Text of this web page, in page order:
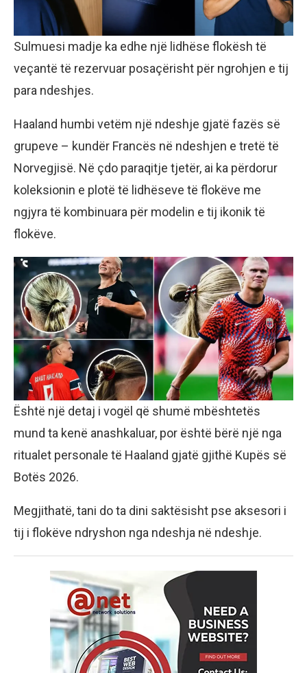
Sulmuesi madje ka edhe një lidhëse flokësh të
veçantë të rezervuar posaçërisht për ngrohjen e tij
para ndeshjes.
Haaland humbi vetëm një ndeshje gjatë fazës së
grupeve – kundër Francës në ndeshjen e tretë të
Norvegjisë. Në çdo paraqitje tjetër, ai ka përdorur
koleksionin e plotë të lidhëseve të flokëve me
ngjyra të kombinuara për modelin e tij ikonik të
flokëve.
Është një detaj i vogël që shumë mbështetës
mund ta kenë anashkaluar, por është bërë një nga
ritualet personale të Haaland gjatë gjithë Kupës së
Botës 2026.
Megjithatë, tani do ta dini saktësisht pse aksesori i
tij i flokëve ndryshon nga ndeshja në ndeshje.